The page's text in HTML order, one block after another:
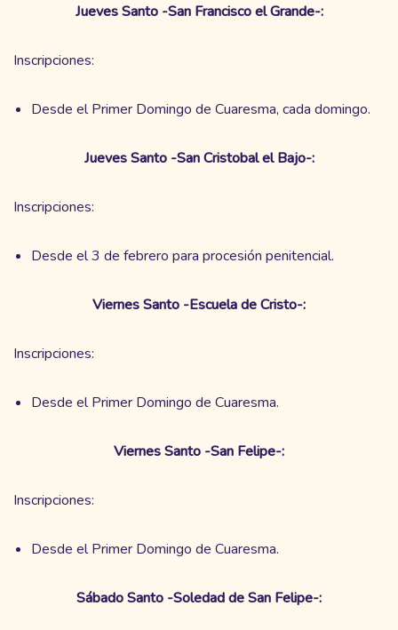
Jueves Santo -San Francisco el Grande-:
Inscripciones:
Desde el Primer Domingo de Cuaresma, cada domingo.
Jueves Santo -San Cristobal el Bajo-:
Inscripciones:
Desde el 3 de febrero para procesión penitencial.
Viernes Santo -Escuela de Cristo-:
Inscripciones:
Desde el Primer Domingo de Cuaresma.
Viernes Santo -San Felipe-:
Inscripciones:
Desde el Primer Domingo de Cuaresma.
Sábado Santo -Soledad de San Felipe-: